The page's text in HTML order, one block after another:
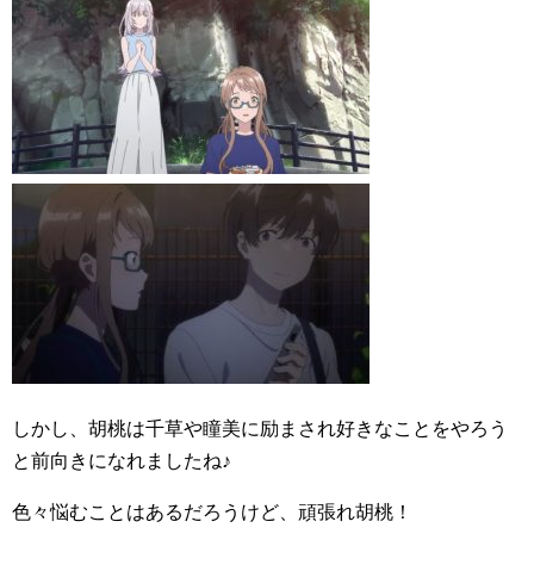
しかし、胡桃は千草や瞳美に励まされ好きなことをやろう
と前向きになれましたね♪
色々悩むことはあるだろうけど、頑張れ胡桃！